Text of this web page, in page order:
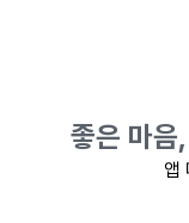
좋은 마음
앱